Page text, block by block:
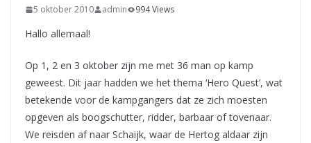
5 oktober 2010 admin 994 Views
Hallo allemaal!
Op 1, 2 en 3 oktober zijn me met 36 man op kamp
geweest. Dit jaar hadden we het thema ‘Hero Quest’, wat
betekende voor de kampgangers dat ze zich moesten
opgeven als boogschutter, ridder, barbaar of tovenaar.
We reisden af naar Schaijk, waar de Hertog aldaar zijn